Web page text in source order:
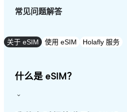
常见问题解答
关于 eSIM 使用 eSIM Holafly 服务
什么是 eSIM？